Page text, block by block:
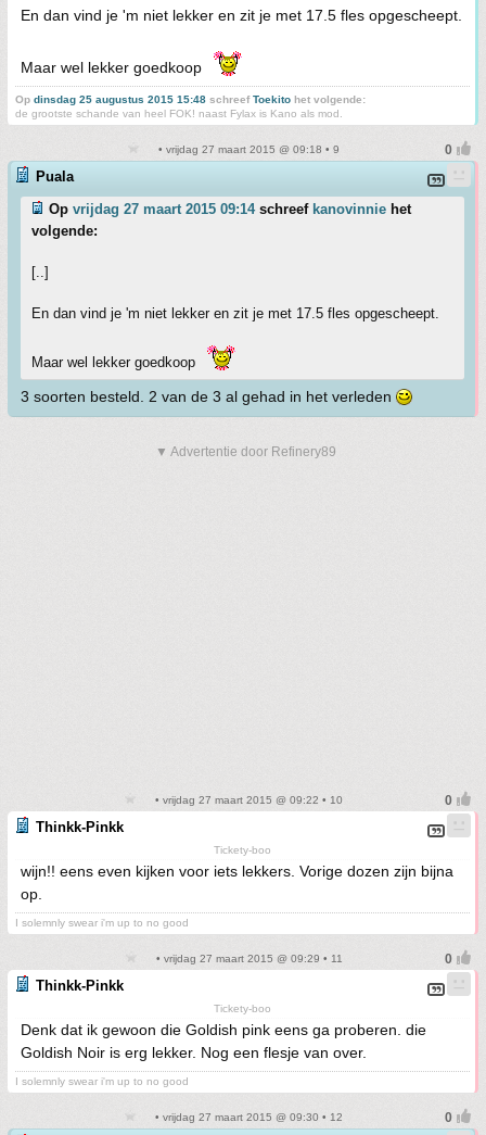
En dan vind je 'm niet lekker en zit je met 17.5 fles opgescheept.
Maar wel lekker goedkoop
Op dinsdag 25 augustus 2015 15:48 schreefToekito het volgende:
de grootste schande van heel FOK! naast Fylax is Kano als mod.
• vrijdag 27 maart 2015 @ 09:18 • 9
Puala
Op vrijdag 27 maart 2015 09:14schreef kanovinnie het
volgende:
[..]
En dan vind je 'm niet lekker en zit je met 17.5 fles opgescheept.
Maar wel lekker goedkoop
3 soorten besteld. 2 van de 3 al gehad in het verleden
▼ Advertentie door Refinery89
• vrijdag 27 maart 2015 @ 09:22 • 10
Thinkk-Pinkk
Tickety-boo
wijn!! eens even kijken voor iets lekkers. Vorige dozen zijn bijna
op.
I solemnly swear i'm up to no good
• vrijdag 27 maart 2015 @ 09:29 • 11
Thinkk-Pinkk
Tickety-boo
Denk dat ik gewoon die Goldish pink eens ga proberen. die
Goldish Noir is erg lekker. Nog een flesje van over.
I solemnly swear i'm up to no good
• vrijdag 27 maart 2015 @ 09:30 • 12